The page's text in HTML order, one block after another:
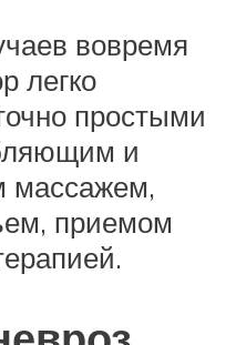
вовремя
легко
простыми
и
массажем,
приемом